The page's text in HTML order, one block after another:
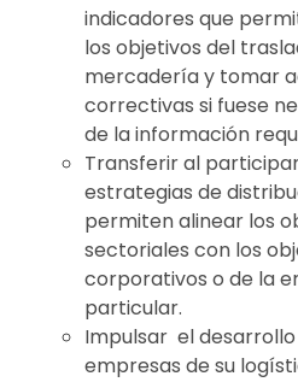
indicadores que
los objetivos del
mercadería y tomar
correctivas si fuese
de la información
Transferir al
estrategias de
permiten alinear los
sectoriales con los
corporativos o de la
particular.
Impulsar el
empresas de su